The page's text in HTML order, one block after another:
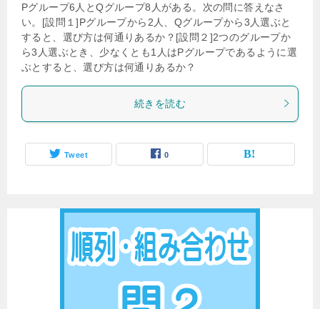
Pグループ6人とQグループ8人がある。次の問に答えなさ
い。[設問１]Pグループから2人、Qグループから3人選ぶと
すると、選び方は何通りあるか？[設問２]2つのグループか
ら3人選ぶとき、少なくとも1人はPグループであるように選
ぶとすると、選び方は何通りあるか？
続きを読む
Tweet 0